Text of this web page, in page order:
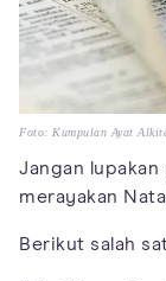
Foto: Kumpulan Ayat
Jangan
merayakan
Berikut salah